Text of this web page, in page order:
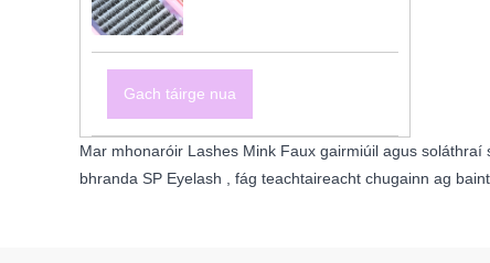
Gach táirge nua
Mar mhonaróir Lashes Mink Faux gairmiúil agus
bhranda SP Eyelash , fág teachtaireacht chugainn ag